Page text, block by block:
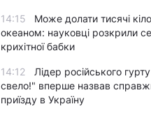
14:15
Може долати тисячі
океаном: науковці розкрили
крихітної бабки
14:12
Лідер російського
свело!" вперше назвав
приїзду в Україну